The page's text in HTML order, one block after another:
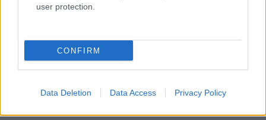
user protection.
CONFIRM
Data Deletion Data Access Privacy Policy